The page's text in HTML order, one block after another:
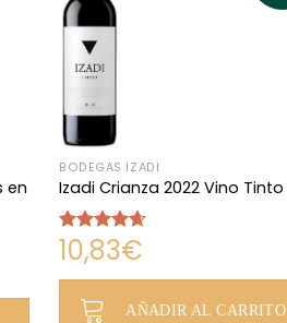
en
BODEGAS IZADI
Izadi Crianza 2022 Vino Tinto
Valorado
con4.65
de 5
10,83€
AÑADIR AL CARRITO